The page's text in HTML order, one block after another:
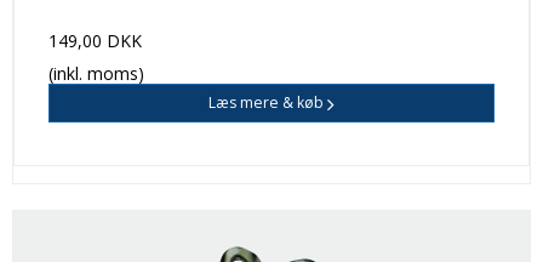
149,00 DKK
(inkl. moms)
Læs mere & køb